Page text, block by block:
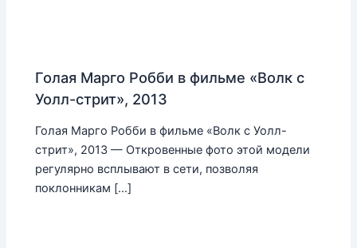
Голая Марго Робби в фильме «Волк с
Уолл-стрит», 2013
Голая Марго Робби в фильме «Волк с Уолл-
стрит», 2013 — Откровенные фото этой модели
регулярно всплывают в сети, позволяя
поклонникам […]